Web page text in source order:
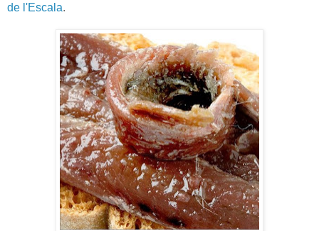
de l'Escala.